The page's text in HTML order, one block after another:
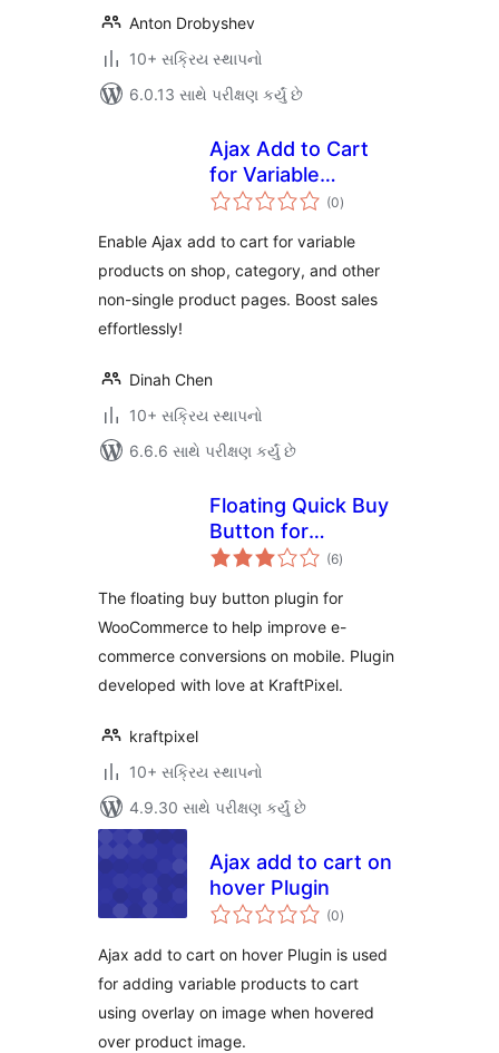
Anton Drobyshev
10+ સક્રિય સ્થાપનો
6.0.13 સાથે પરીક્ષણ કર્યું છે
Ajax Add to Cart
for Variable
Products
(0કુલ
રેટિંગ્સ
)
Enable Ajax add to cart for variable
products on shop, category, and other
non-single product pages. Boost sales
effortlessly!
Dinah Chen
10+ સક્રિય સ્થાપનો
6.6.6 સાથે પરીક્ષણ કર્યું છે
Floating Quick Buy
Button for
WooCommerce
(6કુલ
રેટિંગ્સ
)
The floating buy button plugin for
WooCommerce to help improve e-
commerce conversions on mobile. Plugin
developed with love at KraftPixel.
kraftpixel
10+ સક્રિય સ્થાપનો
4.9.30 સાથે પરીક્ષણ કર્યું છે
Ajax add to cart on
hover Plugin
(0કુલ
રેટિંગ્સ
)
Ajax add to cart on hover Plugin is used
for adding variable products to cart
using overlay on image when hovered
over product image.